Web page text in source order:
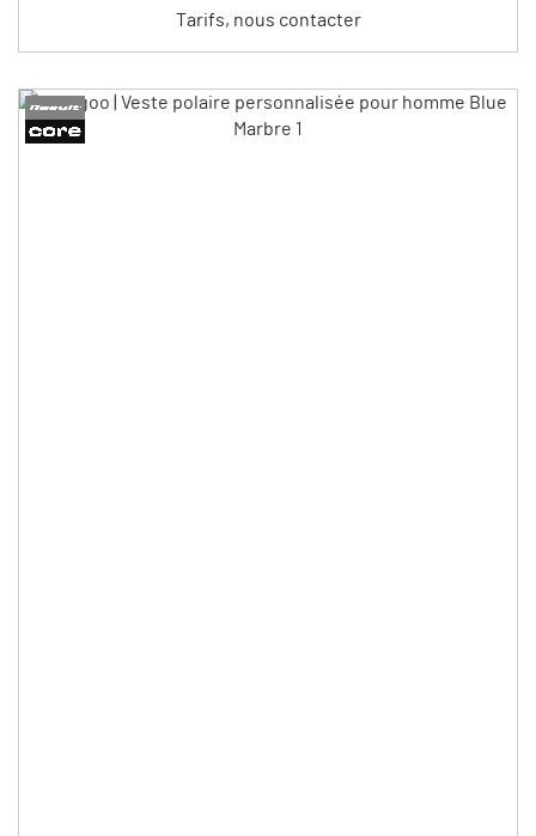
Tarifs, nous contacter